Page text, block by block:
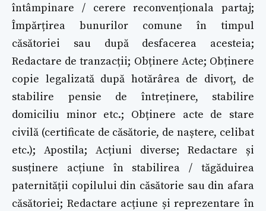
întâmpinare / cerere reconvenționala partaj;
Împărțirea bunurilor comune în timpul
căsătoriei sau după desfacerea acesteia;
Redactare de tranzacții; Obținere Acte; Obținere
copie legalizată după hotărârea de divorț, de
stabilire pensie de întreținere, stabilire
domiciliu minor etc.; Obținere acte de stare
civilă (certificate de căsătorie, de naștere, celibat
etc.); Apostila; Acțiuni diverse; Redactare și
susținere acțiune în stabilirea / tăgăduirea
paternității copilului din căsătorie sau din afara
căsătoriei; Redactare acțiune și reprezentare în